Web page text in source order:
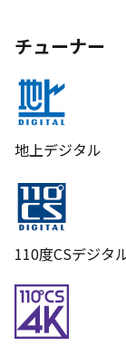
チューナー
地上デジタル
110度CSデジタ